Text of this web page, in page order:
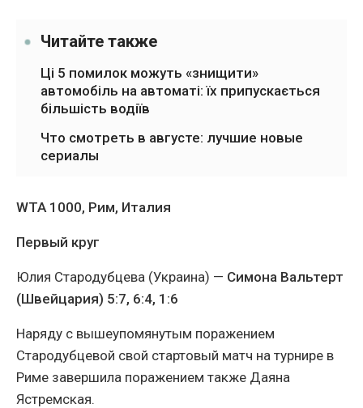
Читайте также
Ці 5 помилок можуть «знищити»
автомобіль на автоматі: їх припускається
більшість водіїв
Что смотреть в августе: лучшие новые
сериалы
WTA 1000, Рим, Италия
Первый круг
Юлия Стародубцева (Украина) — Симона Вальтерт
(Швейцария) 5:7, 6:4, 1:6
Наряду с вышеупомянутым поражением
Стародубцевой свой стартовый матч на турнире в
Риме завершила поражением также Даяна
Ястремская.